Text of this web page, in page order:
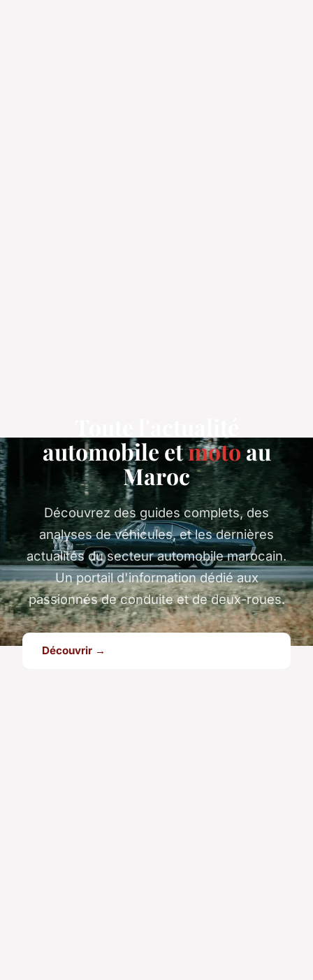
automobile etmotoau
Maroc
Découvrez des guides complets, des
analyses de véhicules, et les dernières
actualités du secteur automobile marocain.
Un portail d'information dédié aux
passionnés de conduite et de deux-roues.
Découvrir →